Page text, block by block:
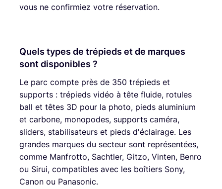
vous ne confirmiez votre réservation.
Quels types de trépieds et de marques
sont disponibles ?
Le parc compte près de 350 trépieds et
supports : trépieds vidéo à tête fluide, rotules
ball et têtes 3D pour la photo, pieds aluminium
et carbone, monopodes, supports caméra,
sliders, stabilisateurs et pieds d'éclairage. Les
grandes marques du secteur sont représentées,
comme Manfrotto, Sachtler, Gitzo, Vinten, Benro
ou Sirui, compatibles avec les boîtiers Sony,
Canon ou Panasonic.